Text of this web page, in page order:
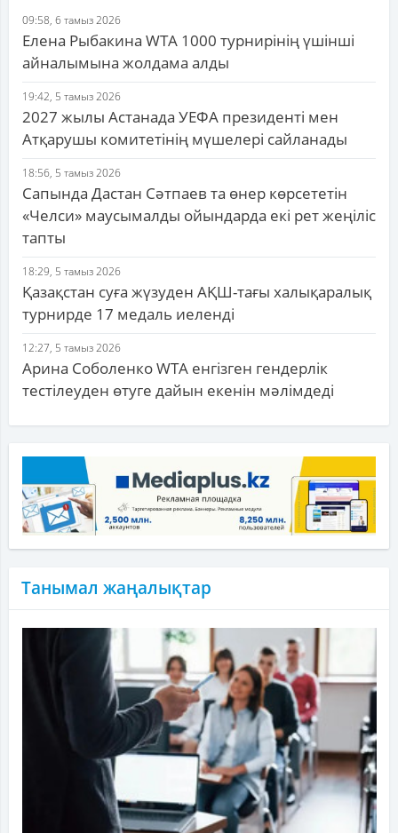
09:58, 6 тамыз 2026
Елена Рыбакина WTA 1000 турнирінің үшінші
айналымына жолдама алды
19:42, 5 тамыз 2026
2027 жылы Астанада УЕФА президенті мен
Атқарушы комитетінің мүшелері сайланады
18:56, 5 тамыз 2026
Сапында Дастан Сәтпаев та өнер көрсететін
«Челси» маусымалды ойындарда екі рет жеңіліс
тапты
18:29, 5 тамыз 2026
Қазақстан суға жүзуден АҚШ-тағы халықаралық
турнирде 17 медаль иеленді
12:27, 5 тамыз 2026
Арина Соболенко WTA енгізген гендерлік
тестілеуден өтуге дайын екенін мәлімдеді
Танымал жаңалықтар